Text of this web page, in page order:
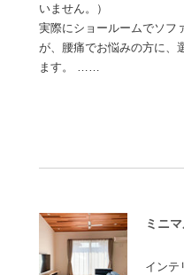
いません。）
実際にショールームでソフ
が、腰痛でお悩みの方に、
ます。 ……
ミニ
インテ